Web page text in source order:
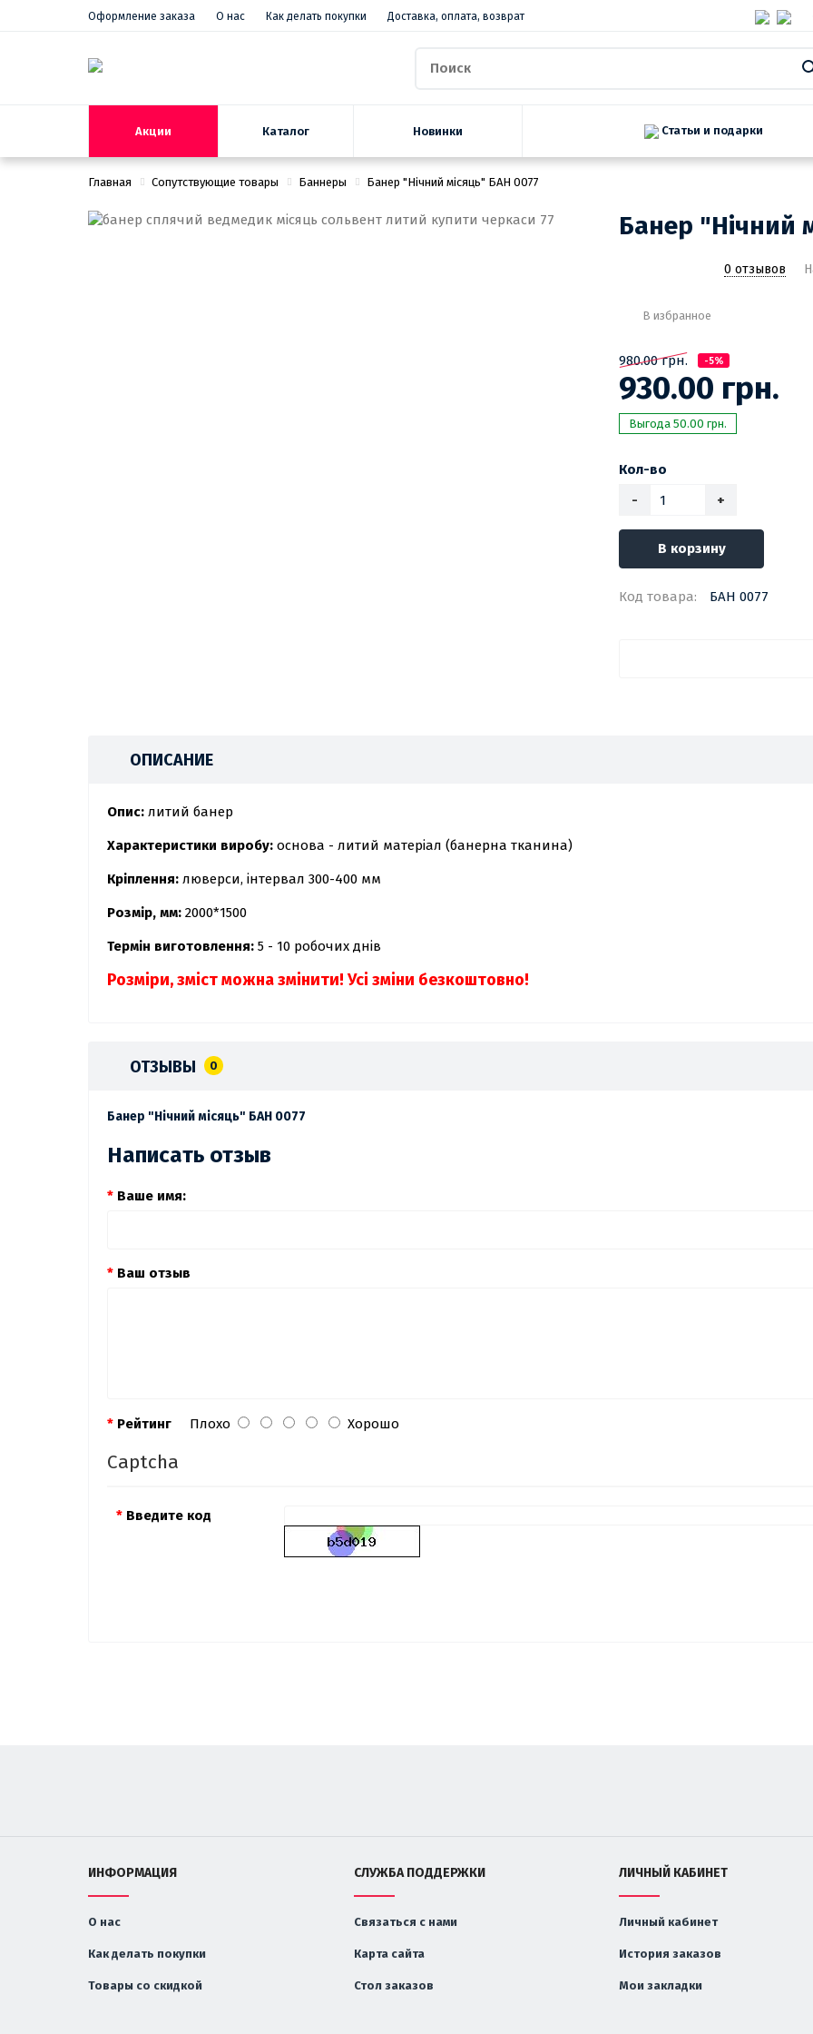
Оформление заказа О нас Как делать покупки Доставка, оплата, возврат
Акции Каталог Новинки Статьи и подарки
Главная Сопутствующие товары Баннеры Банер "Нічний місяць" БАН 0077
Банер "Нічний
0 отзывов
В избранное
980.00 грн. -5%
930.00 грн.
Выгода 50.00 грн.
Кол-во
-
+
В корзину
Код товара: БАН 0077
ОПИСАНИЕ
Опис: литий банер
Характеристики виробу: основа - литий матеріал (банерна тканина)
Кріплення: люверси, інтервал 300-400 мм
Розмір, мм: 2000*1500
Термін виготовлення: 5 - 10 робочих днів
Розміри, зміст можна змінити! Усі зміни безкоштовно!
ОТЗЫВЫ 0
Банер "Нічний місяць" БАН 0077
Написать отзыв
Ваше имя:
Ваш отзыв
Рейтинг Плохо Хорошо
Captcha
Введите код
ИНФОРМАЦИЯ
О нас
Как делать покупки
Товары со скидкой
СЛУЖБА ПОДДЕРЖКИ
Связаться с нами
Карта сайта
Стол заказов
ЛИЧНЫЙ КАБИНЕТ
Личный кабинет
История заказов
Мои закладки